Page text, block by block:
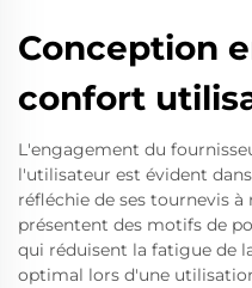
Conception
confort
L'engagement du
l'utilisateur est évident
réfléchie de ses tournevis
présentent des motifs de
qui réduisent la fatigue de
optimal lors d'une